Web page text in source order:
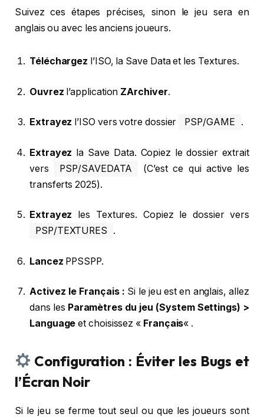
Suivez ces étapes précises, sinon le jeu sera en
anglais ou avec les anciens joueurs.
Téléchargez l’ISO, la Save Data et les Textures.
Ouvrez l’application ZArchiver.
Extrayez l’ISO vers votre dossier PSP/GAME .
Extrayez la Save Data. Copiez le dossier extrait
vers
PSP/SAVEDATA
(C’est ce qui active les
transferts 2025).
Extrayez les Textures. Copiez le dossier vers
PSP/TEXTURES
.
Lancez PPSSPP.
Activez le Français : Si le jeu est en anglais, allez
dans les Paramètres du jeu (System Settings) >
Language et choisissez « Français« .
Configuration : Éviter les Bugs et
l’Écran Noir
Si le jeu se ferme tout seul ou que les joueurs sont